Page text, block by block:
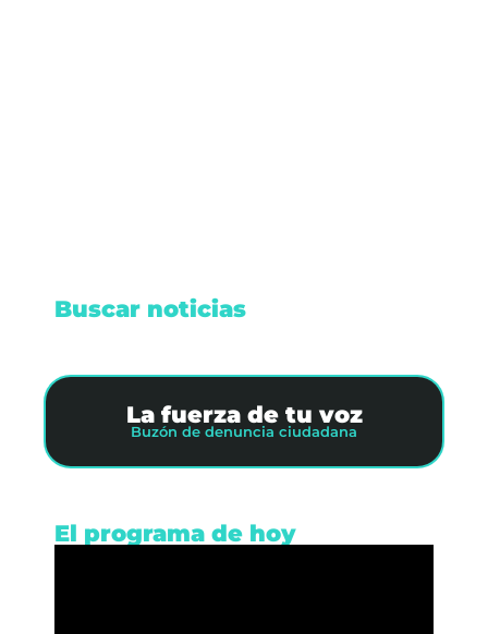
Buscar noticias
La fuerza de tu voz
Buzón de denuncia ciudadana
El programa de hoy